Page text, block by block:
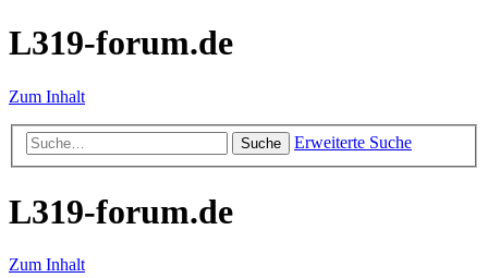
L319-forum.de
Zum Inhalt
Suche Erweiterte Suche
L319-forum.de
Zum Inhalt